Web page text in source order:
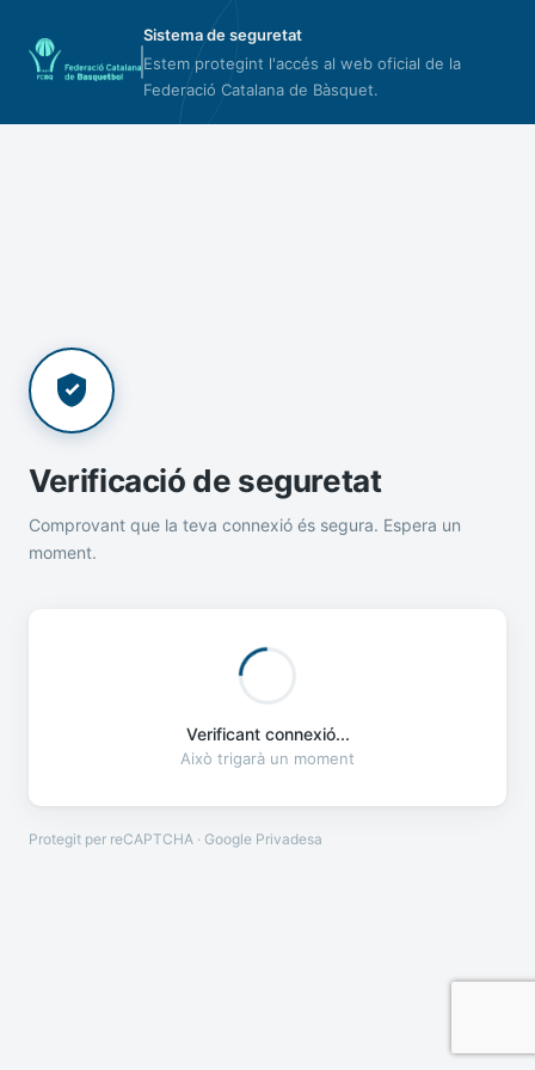
Sistema de seguretat
Estem protegint l'accés al web oficial de la
Federació Catalana de Bàsquet.
Verificació de seguretat
Comprovant que la teva connexió és segura. Espera un
moment.
Verificant connexió...
Això trigarà un moment
Protegit per reCAPTCHA · Google Privadesa